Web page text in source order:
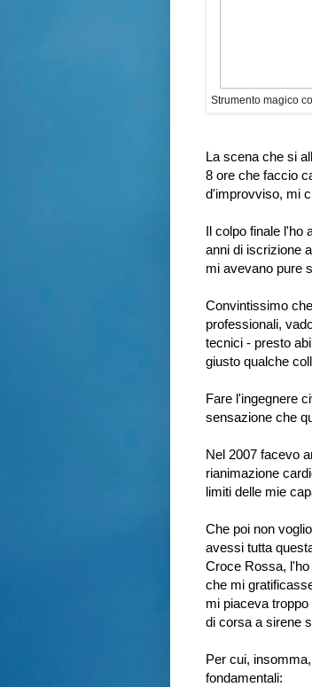
Strumento magico
La scena che si
8 ore che faccio
d'improvviso, mi
Il colpo finale l'ho
anni di iscrizione
mi avevano pure
Convintissimo
professionali,
tecnici - presto
giusto qualche
Fare l'ingegnere
sensazione che
Nel 2007 facevo
rianimazione
limiti delle mie
Che poi non
avessi tutta
Croce Rossa,
che mi
mi piaceva
di corsa a sirene
Per cui,
fondamentali: